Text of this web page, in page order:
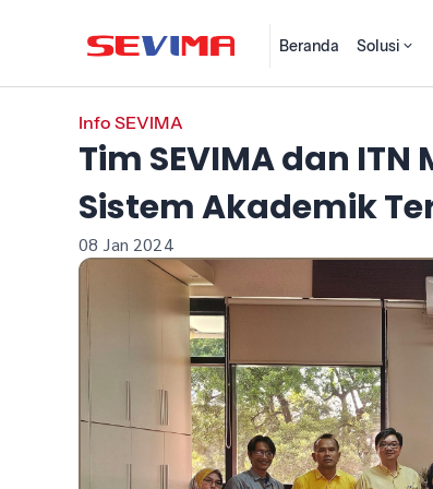
Beranda Solusi
Info SEVIMA
Tim SEVIMA dan
Sistem Akademik
08 Jan 2024